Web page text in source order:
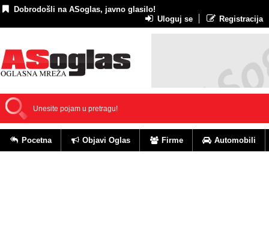
Dobrodošli na ASoglas, javno glasilo!
Uloguj se
Registracija
Pocetna Objavi Oglas Firme Automobili